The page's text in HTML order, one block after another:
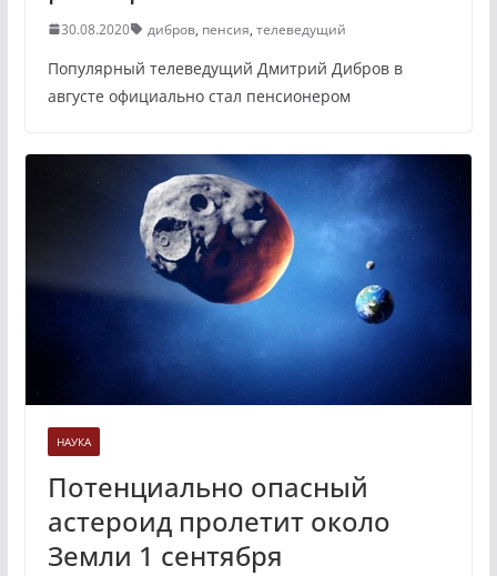
30.08.2020 дибров, пенсия, телеведущий
Популярный телеведущий Дмитрий Дибров в
августе официально стал пенсионером
НАУКА
Потенциально опасный
астероид пролетит около
Земли 1 сентября